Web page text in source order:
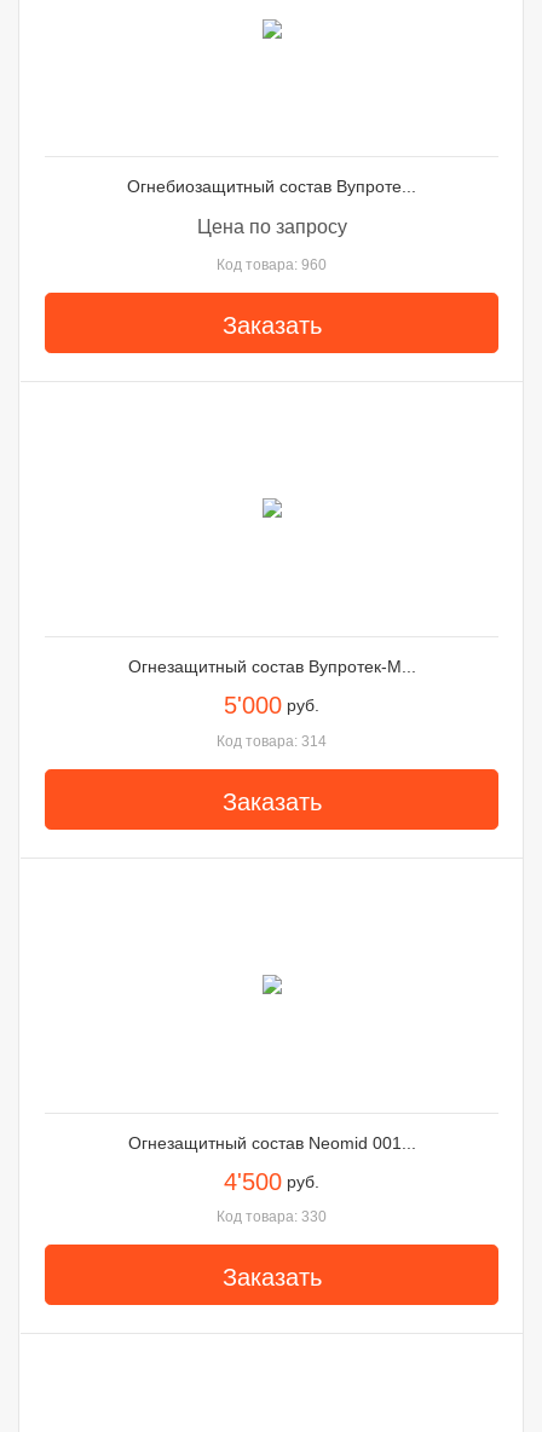
Огнебиозащитный состав Вупроте...
Цена по запросу
Код товара: 960
Заказать
Огнезащитный состав Вупротек-М...
5'000 руб.
Код товара: 314
Заказать
Огнезащитный состав Neomid 001...
4'500 руб.
Код товара: 330
Заказать